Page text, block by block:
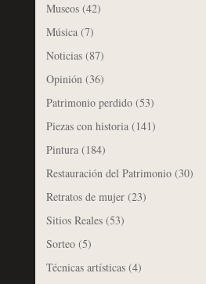
Museos(42)
Música(7)
Noticias(87)
Opinión(36)
Patrimonio perdido(53)
Piezas con historia(141)
Pintura(184)
Restauración del Patrimonio(30)
Retratos de mujer(23)
Sitios Reales(53)
Sorteo(5)
Técnicas artísticas(4)